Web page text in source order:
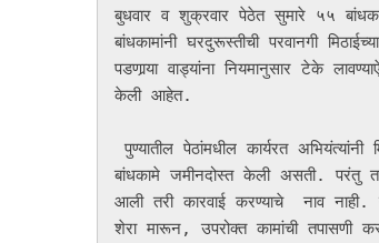
बुधवार व शुक्रवार पेठेत सुमारे ५५
बांधकामांनी घरदुरूस्तीची परवानगी
पडणार्‍या वाड्यांना नियमानुसार टेके
केली आहेत.
पुण्यातील पेठांमधील कार्यरत अभियंत्यांनी मिठाईचे बॉक्स घेतले नसते तर ४७८, २६० एवढंच नव्हे तर ५२/५३ खाली नोटीसा देवून ती
बांधकामे जमीनदोस्त केली असती. परंतु
आली तरी कारवाई करण्याचे  नाव नाही.
शेरा मारून, उपरोक्त कामांची तपासणी